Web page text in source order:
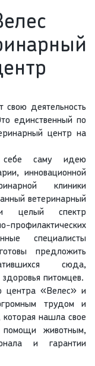
деятельность
единственный по
центр на
саму идею
инновационной
клиники
ветеринарный
целый спектр
специалисты
предложить
сюда,
питомцев.
центра «Велес» и
трудом и
нашла свое
помощи животным,
и гарантии